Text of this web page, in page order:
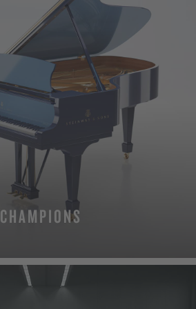
CHAMPIONS